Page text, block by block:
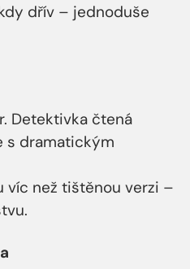
dřív – jednoduše
Detektivka čtená
s dramatickým
víc než tištěnou verzi –